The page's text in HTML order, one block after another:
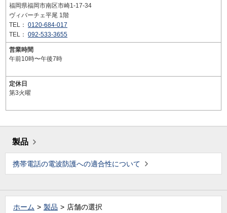
福岡県福岡市南区市崎1-17-34
ヴィバーチェ平尾 1階
TEL： 0120-684-017
TEL： 092-533-3655
営業時間
午前10時〜午後7時
定休日
第3火曜
製品
携帯電話の電波防護への適合性について
ホーム 製品 店舗の選択